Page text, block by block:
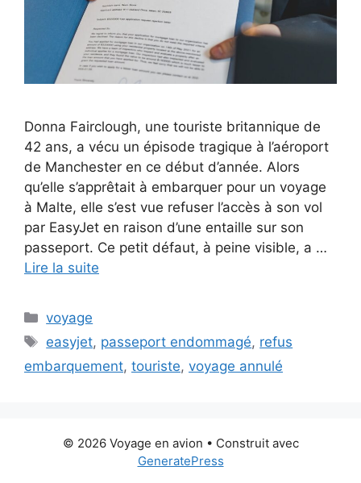
Donna Fairclough, une touriste britannique de
42 ans, a vécu un épisode tragique à l’aéroport
de Manchester en ce début d’année. Alors
qu’elle s’apprêtait à embarquer pour un voyage
à Malte, elle s’est vue refuser l’accès à son vol
par EasyJet en raison d’une entaille sur son
passeport. Ce petit défaut, à peine visible, a …
Lire la suite
Catégories
voyage
Étiquettes
easyjet, passeport endommagé, refus
embarquement, touriste, voyage annulé
© 2026 Voyage en avion • Construit avec
GeneratePress